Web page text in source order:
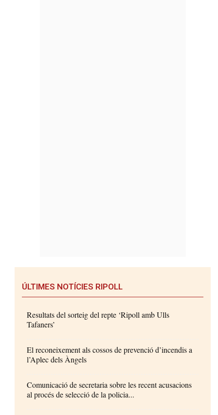
ÚLTIMES NOTÍCIES RIPOLL
Resultats del sorteig del repte ‘Ripoll amb Ulls
Tafaners’
El reconeixement als cossos de prevenció d’incendis a
l’Aplec dels Àngels
Comunicació de secretaria sobre les recent acusacions
al procés de selecció de la policia...